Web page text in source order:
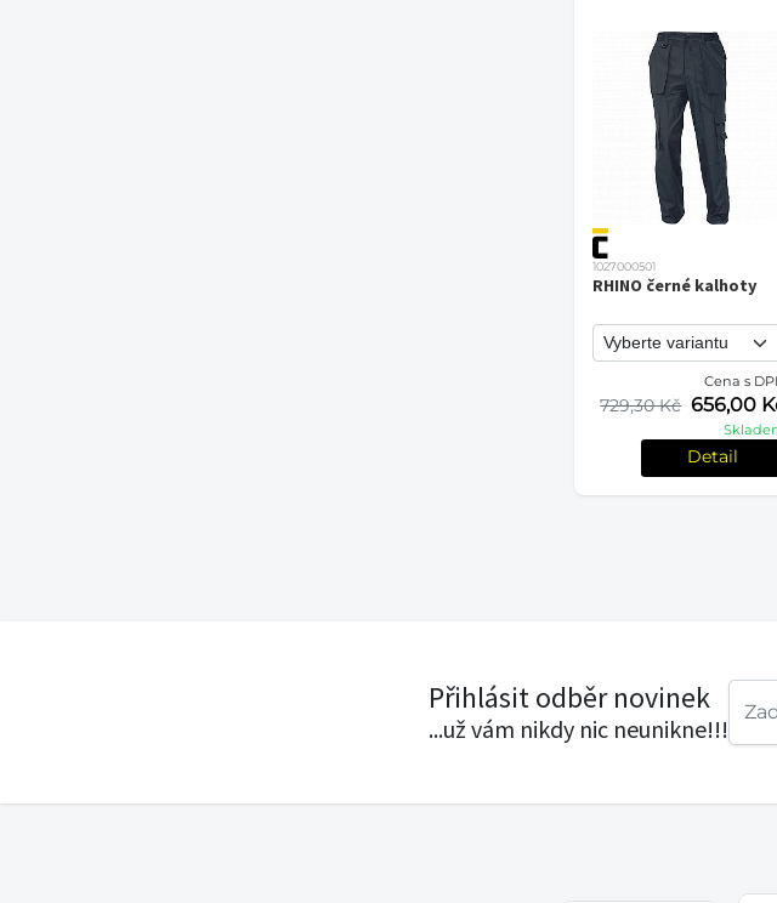
1027000501
RHINO černé kalhoty
Cena s
729,30 Kč 656,00
Detail
Přihlásit odběr novinek
...už vám nikdy nic neunikne!!!